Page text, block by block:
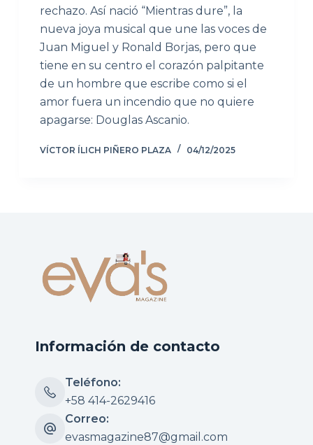
rechazo. Así nació “Mientras dure”, la
nueva joya musical que une las voces de
Juan Miguel y Ronald Borjas, pero que
tiene en su centro el corazón palpitante
de un hombre que escribe como si el
amor fuera un incendio que no quiere
apagarse: Douglas Ascanio.
VÍCTOR ÍLICH PIÑERO PLAZA 04/12/2025
Información de contacto
Teléfono:
+58 414-2629416
Correo:
evasmagazine87@gmail.com